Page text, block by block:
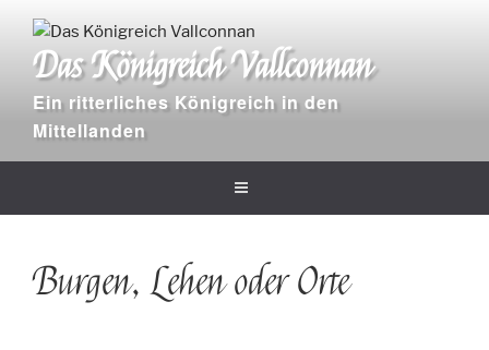
Inhalt
springenDas Königreich Vallconnan
Ein ritterliches Königreich in den
Mittellanden
Burgen, Lehen oder Orte